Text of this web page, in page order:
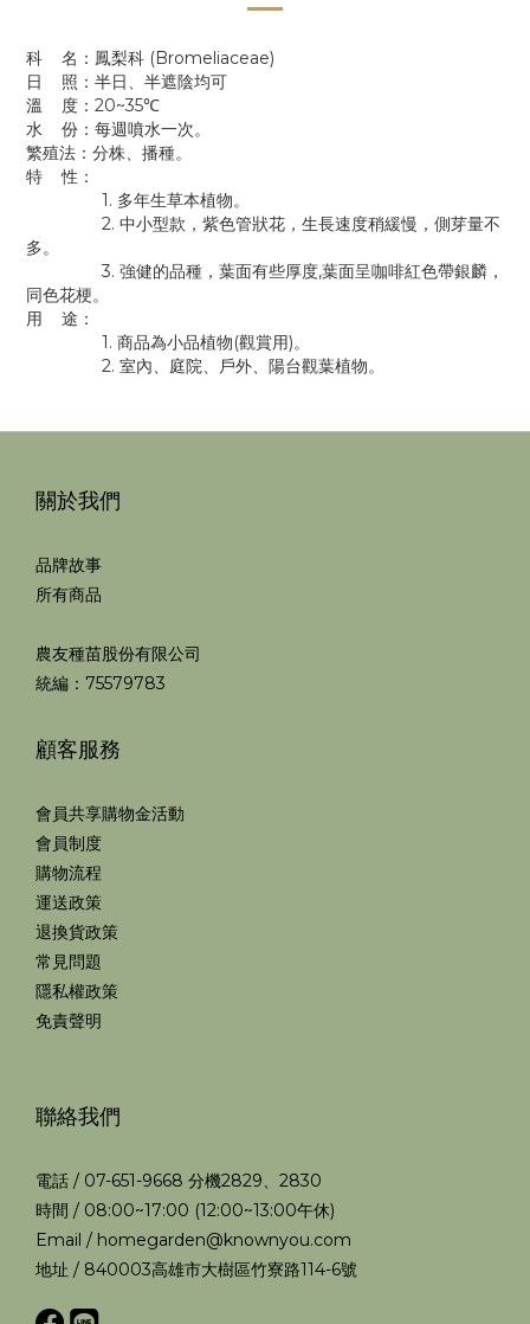
科 名：鳳梨科 (Bromeliaceae)
日 照：半日、半遮陰均可
溫 度：20~35℃
水 份：每週噴水一次。
繁殖法：分株、播種。
特 性：
1. 多年生草本植物。
2. 中小型款，紫色管狀花，生長速度稍緩慢，側芽量不
多。
3. 強健的品種，葉面有些厚度,葉面呈咖啡紅色帶銀麟，
同色花梗。
用 途：
1. 商品為小品植物(觀賞用)。
2. 室內、庭院、戶外、陽台觀葉植物。
關於我們
品牌故事
所有商品
農友種苗股份有限公司
統編：75579783
顧客服務
會員共享購物金活動
會員制度
購物流程
運送政策
退換貨政策
常見問題
隱私權政策
免責聲明
聯絡我們
電話 / 07-651-9668 分機2829、2830
時間 / 08:00~17:00 (12:00~13:00午休)
Email / homegarden@knownyou.com
地址 / 840003高雄市大樹區竹寮路114-6號